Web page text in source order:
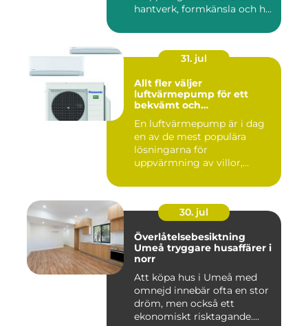
hantverk, formkänsla och h...
31. jul
Allt fler väljer
luftvärmepump för ett
bekvämt och
En luftvärmepump är i dag
en av de mest populära
lösningarna för
uppvärmning av villor,
30. jul
Överlåtelsebesiktning
Umeå tryggare husaffärer i
norr
Att köpa hus i Umeå med
omnejd innebär ofta en stor
dröm, men också ett
ekonomiskt risktagande.